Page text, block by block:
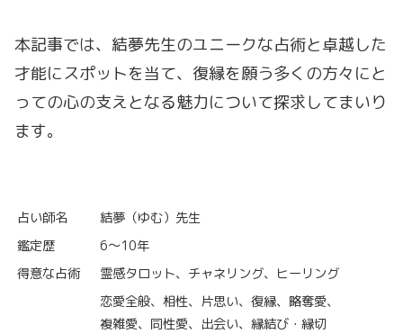
本記事では、結夢先生のユニークな占術と卓越した
才能にスポットを当て、復縁を願う多くの方々にと
っての心の支えとなる魅力について探求してまいり
ます。
占い師名
結夢（ゆむ）先生
鑑定歴
6～10年
得意な占術
霊感タロット、チャネリング、ヒーリング
恋愛全般、相性、片思い、復縁、略奪愛、
複雑愛、同性愛、出会い、縁結び・縁切